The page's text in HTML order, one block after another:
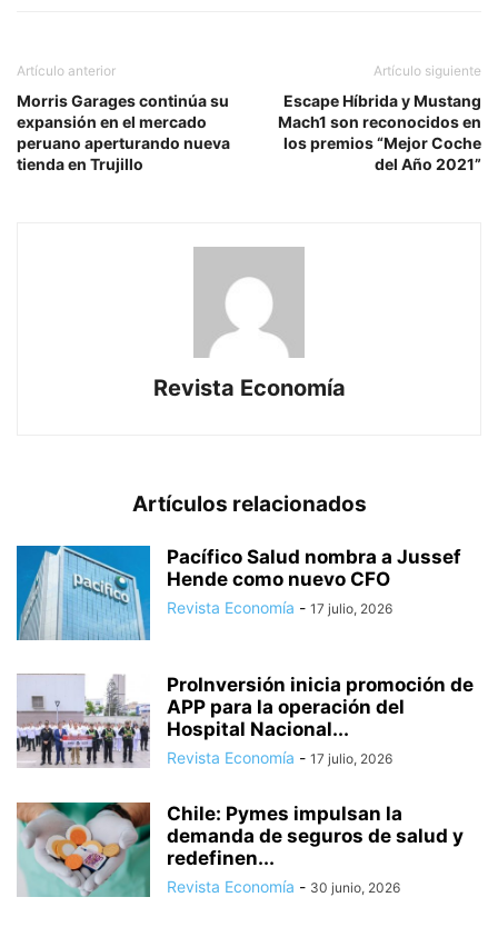
Artículo anterior
Morris Garages continúa su
expansión en el mercado
peruano aperturando nueva
tienda en Trujillo
Artículo siguiente
Escape Híbrida y Mustang
Mach1 son reconocidos en
los premios “Mejor Coche
del Año 2021”
Revista Economía
Artículos relacionados
Pacífico Salud nombra a Jussef
Hende como nuevo CFO
Revista Economía - 17 julio, 2026
ProInversión inicia promoción de
APP para la operación del
Hospital Nacional...
Revista Economía - 17 julio, 2026
Chile: Pymes impulsan la
demanda de seguros de salud y
redefinen...
Revista Economía - 30 junio, 2026